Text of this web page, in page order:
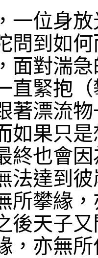
一位身
問到如
面對湍
直緊抱
著漂流
如果只
終也會
法達到
所攀緣
後天子
，亦無